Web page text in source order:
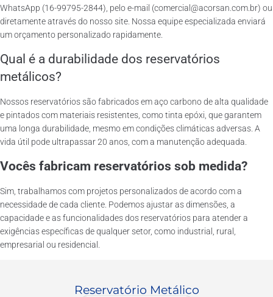
WhatsApp (16-99795-2844), pelo e-mail (comercial@acorsan.com.br) ou
diretamente através do nosso site. Nossa equipe especializada enviará
um orçamento personalizado rapidamente.
Qual é a durabilidade dos reservatórios
metálicos?
Nossos reservatórios são fabricados em aço carbono de alta qualidade
e pintados com materiais resistentes, como tinta epóxi, que garantem
uma longa durabilidade, mesmo em condições climáticas adversas. A
vida útil pode ultrapassar 20 anos, com a manutenção adequada.
Vocês fabricam reservatórios sob medida?
Sim, trabalhamos com projetos personalizados de acordo com a
necessidade de cada cliente. Podemos ajustar as dimensões, a
capacidade e as funcionalidades dos reservatórios para atender a
exigências específicas de qualquer setor, como industrial, rural,
empresarial ou residencial.
Reservatório Metálico